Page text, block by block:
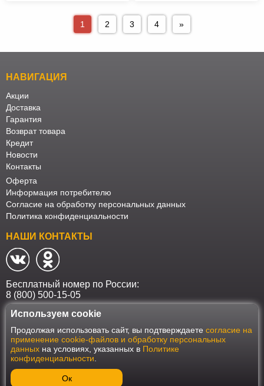
1 2 3 4 »
НАВИГАЦИЯ
Акции
Доставка
Гарантия
Возврат товара
Кредит
Новости
Контакты
Оферта
Информация потребителю
Согласие на обработку персональных данных
Политика конфиденциальности
НАШИ КОНТАКТЫ
Бесплатный номер по России:
8 (800) 500-15-05
Наш интернет-магазин работает в соответствии с требованиями
Федерального закона от 27 июля 2006 года №152-ФЗ "О персональных
данных". Оформить заказ на сайте Мебеласка возможно только при
наличии согласия на обработку Ваших персональных данных. Для
улучшения работы сайта и его взаимодействия с пользователями мы
используем файлы cookie. Продолжая пользоваться сайтом, вы
соглашаетесь с использованием cookie.
Используем cookie
Продолжая использовать сайт, вы подтверждаете согласие на
применение cookie-файлов и обработку персональных
данных на условиях, указанных в Политике
конфиденциальности
Ок